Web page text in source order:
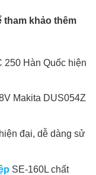
tham khảo thêm
250 Hàn Quốc hiện
Makita DUS054Z
hiện đại, dễ dàng sử
SE-160L chất